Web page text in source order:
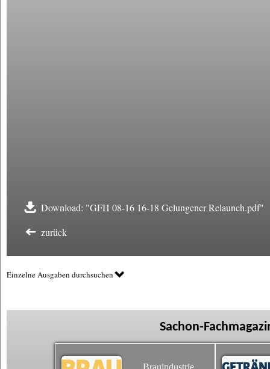
Download: "GFH 08-16 16-18 Gelungener Relaunch.pdf"
zurück
Einzelne Ausgaben durchsuchen
Sachon-
Brauindustrie